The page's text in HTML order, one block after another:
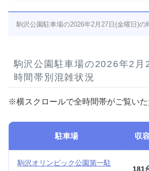
駒沢公園駐車場の2026年2月27日(金曜日)の
駒沢公園駐車場の2026年2月
時間帯別混雑状況
※横スクロールで全時間帯がご覧いた
駐車場 収
駒沢オリンピック公園第一駐
181